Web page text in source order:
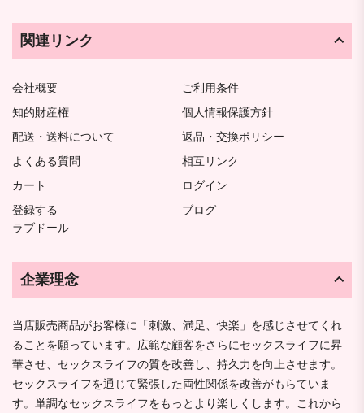
関連リンク
会社概要
ご利用条件
知的財産権
個人情報保護方針
配送・送料について
返品・交換ポリシー
よくある質問
相互リンク
カート
ログイン
登録する
ブログ
ラブドール
企業理念
当店販売商品がお客様に「刺激、満足、快楽」を感じさせてくれ
ることを願っています。広範な顧客をさらにセックスライフに昇
華させ、セックスライフの質を改善し、持久力を向上させます。
セックスライフを通じて緊張した両性関係を改善がもらていま
す。単調なセックスライフをもっとより楽しくします。これから